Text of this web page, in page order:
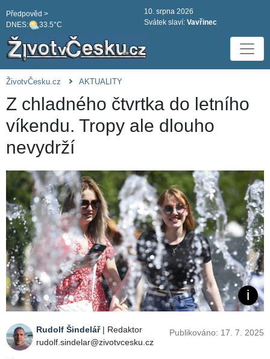
DNES: 33.5°C
Předpověd >
10. srpna 2026
Svátek slaví: Vavřinec
ŽivotvČesku.cz AKTUALITY
Z chladného čtvrtka do letního
víkendu. Tropy ale dlouho
nevydrží
Rudolf Šindelář| Redaktor
rudolf.sindelar@zivotvcesku.cz
Publikováno: 17. 7. 2025